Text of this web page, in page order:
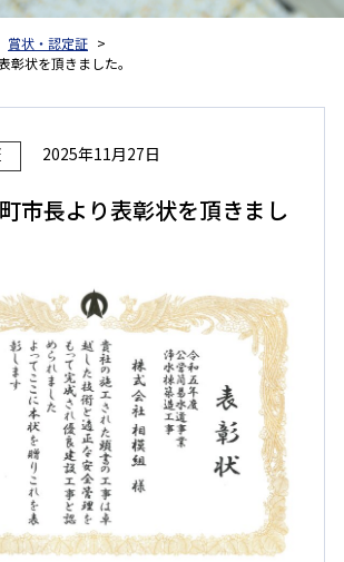
賞状・認定証
彰状を頂きました。
2025年11月27日
市長より表彰状を頂きまし